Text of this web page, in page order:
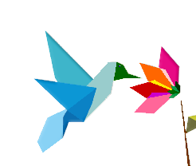
susema